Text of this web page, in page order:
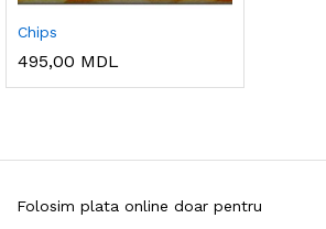
Chips
495,00 MDL
Folosim plata online doar pentru